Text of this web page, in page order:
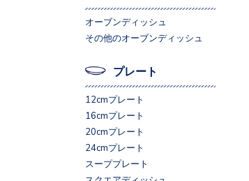
オーブンディッシュ
その他のオーブンディッシュ
プレート
12cmプレート
16cmプレート
20cmプレート
24cmプレート
スーププレート